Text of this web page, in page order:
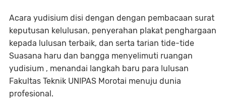
Acara yudisium disi dengan dengan pembacaan surat
keputusan kelulusan, penyerahan plakat penghargaan
kepada lulusan terbaik, dan serta tarian tide-tide
Suasana haru dan bangga menyelimuti ruangan
yudisium , menandai langkah baru para lulusan
Fakultas Teknik UNIPAS Morotai menuju dunia
profesional.